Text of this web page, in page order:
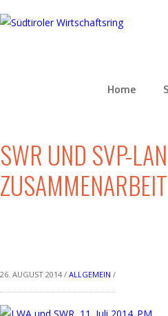
Home
SWR UND SVP-
ZUSAMMENARBEIT
26. AUGUST 2014 / ALLGEMEIN /